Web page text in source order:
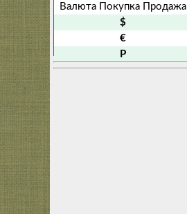
Валюта Покупка
Продажа
$
€
P